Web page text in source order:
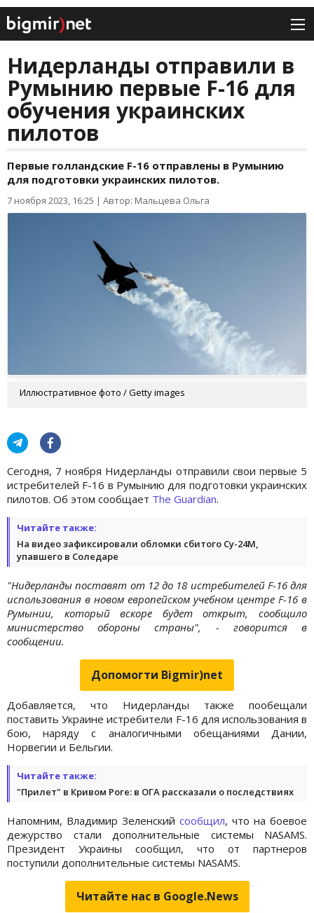
Нидерланды отправили в
Румынию первые F-16 для
обучения украинских
пилотов
Первые голландские F-16 отправлены в Румынию
для подготовки украинских пилотов.
7 ноября 2023, 16:25 | Автор: Мальцева Ольга
Иллюстративное фото / Getty images
Сегодня, 7 ноября Нидерланды отправили свои первые 5
истребителей F-16 в Румынию для подготовки украинских
пилотов. Об этом сообщает The Guardian.
Читайте также:
На видео зафиксировали обломки сбитого Су-24М,
упавшего в Соледаре
"Нидерланды поставят от 12 до 18 истребителей F-16 для
использования в новом европейском учебном центре F-16 в
Румынии, который вскоре будет открыт, сообщило
министерство обороны страны", - говорится в
сообщении.
Допомогти Bigmir)net
Добавляется, что Нидерланды также пообещали
поставить Украине истребители F-16 для использования в
бою, наряду с аналогичными обещаниями Дании,
Норвегии и Бельгии.
Читайте также:
"Прилет" в Кривом Роге: в ОГА рассказали о последствиях
Напомним, Владимир Зеленский сообщил, что на боевое
дежурство стали дополнительные системы NASAMS.
Президент Украины сообщил, что от партнеров
поступили дополнительные системы NASAMS.
Читайте нас в Google.News